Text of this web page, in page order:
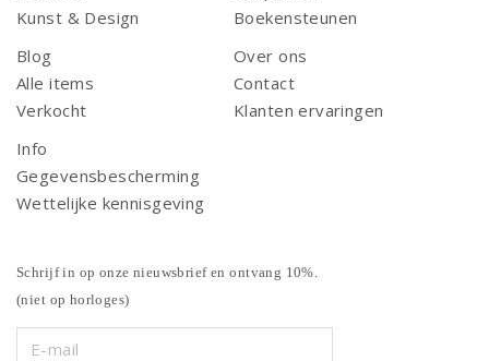
Kunst & Design
Boekensteunen
Blog
Alle items
Verkocht
Over ons
Contact
Klanten ervaringen
Info
Gegevensbescherming
Wettelijke kennisgeving
Schrijf in op onze nieuwsbrief en ontvang 10%.
(niet op horloges)